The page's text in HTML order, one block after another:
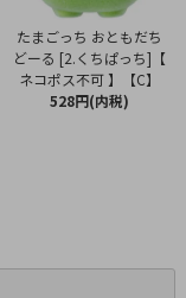
たまごっち おともだち
どーる [2.くちぱっち]【
ネコポス不可 】【C】
528円(内税)